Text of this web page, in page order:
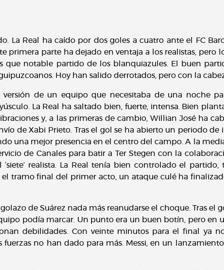
La Real ha caído por dos goles a cuatro ante el FC
parte ha dejado en ventaja a los realistas, pero
notable partido de los blanquiazules. El buen
Hoy han salido derrotados, pero con la
de un equipo que necesitaba de una noche
La Real ha saltado bien, fuerte, intensa. Bien
y, a las primeras de cambio, Willian José ha
de Xabi Prieto. Tras el gol se ha abierto un periodo de
una mejor presencia en el centro del campo. A la
de Canales para batir a Ter Stegen con la
realista. La Real tenía bien controlado el
tramo final del primer acto, un ataque culé ha
de Suárez nada más reanudarse el choque. Tras el
podía marcar. Un punto era un buen botín, pero en
debilidades. Con veinte minutos para el final ya
no han dado para más. Messi, en un